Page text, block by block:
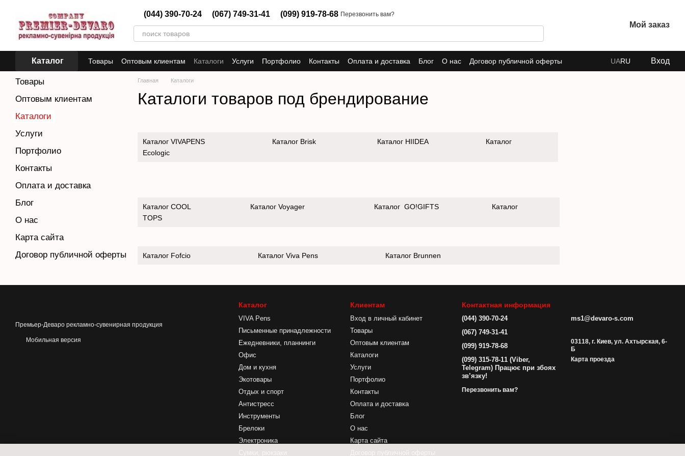
(044) 390-70-24 (067) 749-31-41 (099) 919-78-68 Перезвонить вам?
Мой заказ
Каталог Товары Оптовым клиентам Каталоги Услуги Портфолио Контакты Оплата и доставка Блог О нас Договор публичной оферты UARU Вход
Главная Каталоги
Каталоги товаров под брендирование
Каталог VIVAPENS Каталог Brisk Каталог HIIDEA
Каталог
Ecologic
Каталог COOL Каталог Voyager Каталог GO!GIFTS
Каталог
TOPS
Каталог Fofcio Каталог Viva Pens Каталог Brunnen
Товары
Оптовым клиентам
Каталоги
Услуги
Портфолио
Контакты
Оплата и доставка
Блог
О нас
Карта сайта
Договор публичной оферты
Премьер-Деваро рекламно-сувенирная продукция
Мобильная версия
Каталог
VIVA Pens
Письменные принадлежности
Ежедневники, планнинги
Офис
Дом и кухня
Экотовары
Отдых и спорт
Антистресс
Инструменты
Брелоки
Электроника
Клиентам
Вход в личный кабинет
Товары
Оптовым клиентам
Каталоги
Услуги
Портфолио
Контакты
Оплата и доставка
Блог
О нас
Карта сайта
Контактная информация
(044) 390-70-24
(067) 749-31-41
(099) 919-78-68
(099) 315-78-11 (Viber,
Telegram) Працює при збоях
зв’язку!
Перезвонить вам?
ms1@devaro-s.com
03118, г. Киев, ул. Ахтырская, 6-
Б
Карта проезда